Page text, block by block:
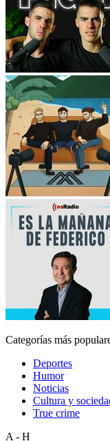
Categorías más
Deportes
Humor
Noticias
Cultura y
True crime
A - H